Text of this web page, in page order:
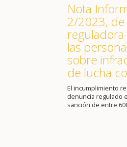
Nota
2/2023,
las
sobre
de lucha
El incumplimiento
denuncia regulado
sanción de entre